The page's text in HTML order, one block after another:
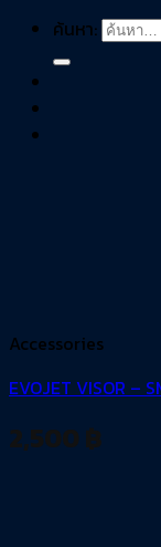
ค้นหา:
Accessories
EVOJET VISOR –
2,500 ฿